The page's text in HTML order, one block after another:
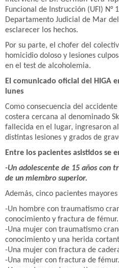
Funcional de Instrucción (UFI) N°
Departamento Judicial de Mar
esclarecer los hechos.
Por su parte, el chofer del
homicidio doloso y lesiones
en el test de alcoholemia.
El comunicado oficial del HIGA
lunes
Como consecuencia del
costera cercana al denominado
fallecida en el lugar, ingresaron
distintas lesiones y grados de
Entre los pacientes asistidos se
-Un adolescente de 15 años con
de un miembro superior.
Además, cinco pacientes mayores
-Un hombre con traumatismo
conocimiento y fractura de fémur.
-Una mujer con traumatismo
conocimiento y una herida
-Una mujer con fractura de
-Una mujer con fractura de fémur.